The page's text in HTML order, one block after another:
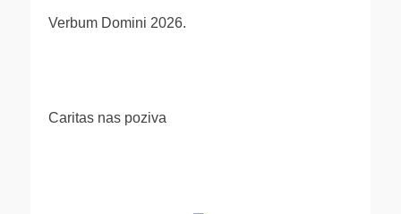
Verbum Domini 2026.
Caritas nas poziva